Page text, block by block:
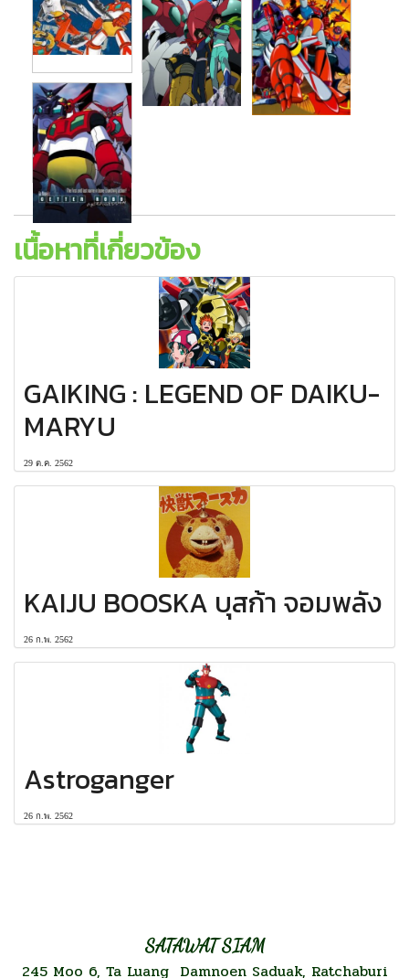
เนื้อหาที่เกี่ยวข้อง
GAIKING : LEGEND OF DAIKU-
MARYU
29 ต.ค. 2562
KAIJU BOOSKA บุสก้า จอมพลัง
26 ก.พ. 2562
Astroganger
26 ก.พ. 2562
SATAWAT SIAM
245 Moo 6, Ta Luang Damnoen Saduak, Ratchaburi